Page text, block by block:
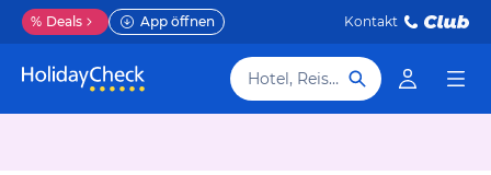
% Deals App öffnen Kontakt
Hotel, Reiseziel